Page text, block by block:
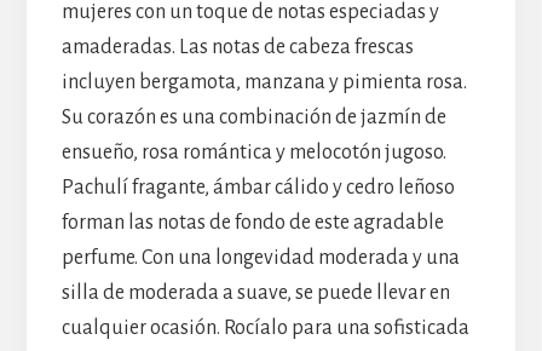
mujeres con un toque de notas especiadas y
amaderadas. Las notas de cabeza frescas
incluyen bergamota, manzana y pimienta rosa.
Su corazón es una combinación de jazmín de
ensueño, rosa romántica y melocotón jugoso.
Pachulí fragante, ámbar cálido y cedro leñoso
forman las notas de fondo de este agradable
perfume. Con una longevidad moderada y una
silla de moderada a suave, se puede llevar en
cualquier ocasión. Rocíalo para una sofisticada